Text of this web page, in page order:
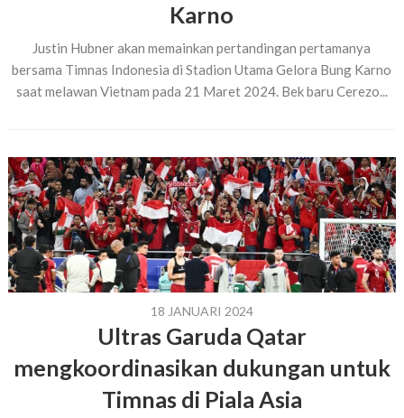
Karno
Justin Hubner akan memainkan pertandingan pertamanya
bersama Timnas Indonesia di Stadion Utama Gelora Bung Karno
saat melawan Vietnam pada 21 Maret 2024. Bek baru Cerezo...
18 JANUARI 2024
Ultras Garuda Qatar
mengkoordinasikan dukungan untuk
Timnas di Piala Asia